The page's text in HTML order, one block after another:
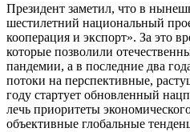
Президент заметил, что в
шестилетний национальный
кооперация и экспорт». За это
которые позволили
пандемии, а в последние два
потоки на перспективные,
году стартует обновленный
лечь приоритеты
объективные глобальные